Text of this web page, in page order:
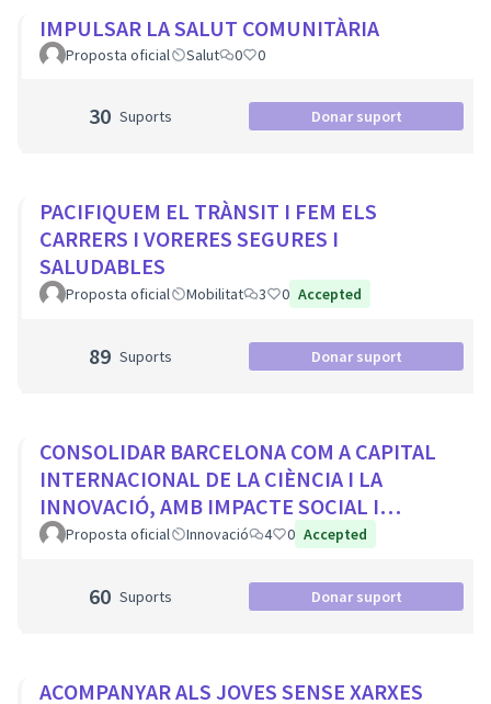
IMPULSAR LA SALUT COMUNITÀRIA
Proposta oficial Salut 0 0
30 Suports Donar suport
PACIFIQUEM EL TRÀNSIT I FEM ELS
CARRERS I VORERES SEGURES I
SALUDABLES
Proposta oficial Mobilitat 3 0 Accepted
89 Suports Donar suport
CONSOLIDAR BARCELONA COM A CAPITAL
INTERNACIONAL DE LA CIÈNCIA I LA
INNOVACIÓ, AMB IMPACTE SOCIAL I
PROTAGONISME CIUTADÀ
Proposta oficial Innovació 4 0 Accepted
60 Suports Donar suport
ACOMPANYAR ALS JOVES SENSE XARXES